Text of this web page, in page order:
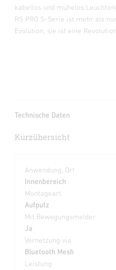
kabellos und mühelos
RS PRO S-Serie ist mehr als
Evolution, sie ist eine Revolution.
Technische Daten
Kurzübersicht
Anwendung, Ort
Innenbereich
Montageart
Aufputz
Mit Bewegungsmelder
Ja
Vernetzung via
Bluetooth Mesh
Leistung